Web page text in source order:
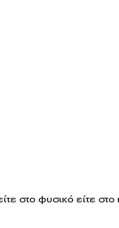
στο φυσικό είτε στο